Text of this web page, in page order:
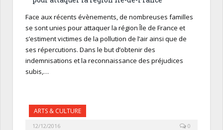
Face aux récents évènements, de nombreuses familles
se sont unies pour attaquer la région Île de France et
s’estiment victimes de la pollution de l’air ainsi que de
ses répercutions. Dans le but d’obtenir des
indemnisations et la reconnaissance des préjudices
subis,…
ARTS & CULTURE
12/12/2016 0